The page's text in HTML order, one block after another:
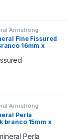
Armstrong
Fine Fissured
16mm x
Armstrong
Armstrong
Perla
branco 15mm x